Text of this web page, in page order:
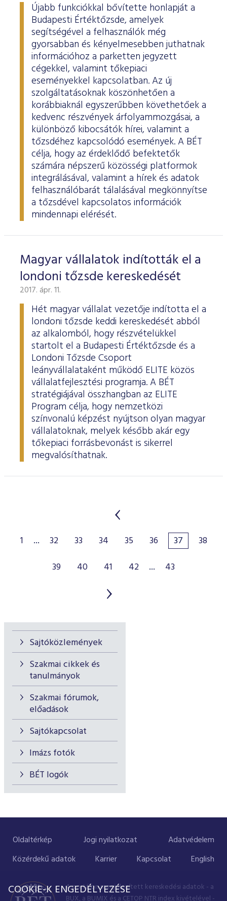
Sajtóközlemények
Szakmai cikkek és
tanulmányok
Szakmai fórumok,
előadások
Sajtókapcsolat
Imázs fotók
BÉT logók
Újabb funkciókkal bővítette honlapját a
Budapesti Értéktőzsde, amelyek
segítségével a felhasználók még
gyorsabban és kényelmesebben juthatnak
információhoz a parketten jegyzett
cégekkel, valamint tőkepiaci
eseményekkel kapcsolatban. Az új
szolgáltatásoknak köszönhetően a
korábbiaknál egyszerűbben követhetőek a
kedvenc részvények árfolyammozgásai, a
különböző kibocsátók hírei, valamint a
tőzsdéhez kapcsolódó események. A BÉT
célja, hogy az érdeklődő befektetők
számára népszerű közösségi platformok
integrálásával, valamint a hírek és adatok
felhasználóbarát tálalásával megkönnyítse
a tőzsdével kapcsolatos információk
mindennapi elérését.
Magyar vállalatok indították el a
londoni tőzsde kereskedését
2017. ápr. 11.
Hét magyar vállalat vezetője indította el a
londoni tőzsde keddi kereskedését abból
az alkalomból, hogy részvételükkel
startolt el a Budapesti Értéktőzsde és a
Londoni Tőzsde Csoport
leányvállalataként működő ELITE közös
vállalatfejlesztési programja. A BÉT
stratégiájával összhangban az ELITE
Program célja, hogy nemzetközi
színvonalú képzést nyújtson olyan magyar
vállalatoknak, melyek később akár egy
tőkepiaci forrásbevonást is sikerrel
megvalósíthatnak.
1 ... 32 33 34 35 36 37
38
39
40 41 42 ... 43
Oldaltérkép Jogi nyilatkozat
Adatvédelem
Közérdekű adatok
Karrier Kapcsolat English
A portálon megjelenített kereskedési adatok - a
COOKIE-K ENGEDÉLYEZÉSE